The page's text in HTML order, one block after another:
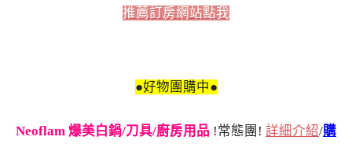
推薦訂房網站點我
●好物團購中●
Neoflam 爆美白鍋/刀具/廚房用品 !常態團! 詳細介紹/購